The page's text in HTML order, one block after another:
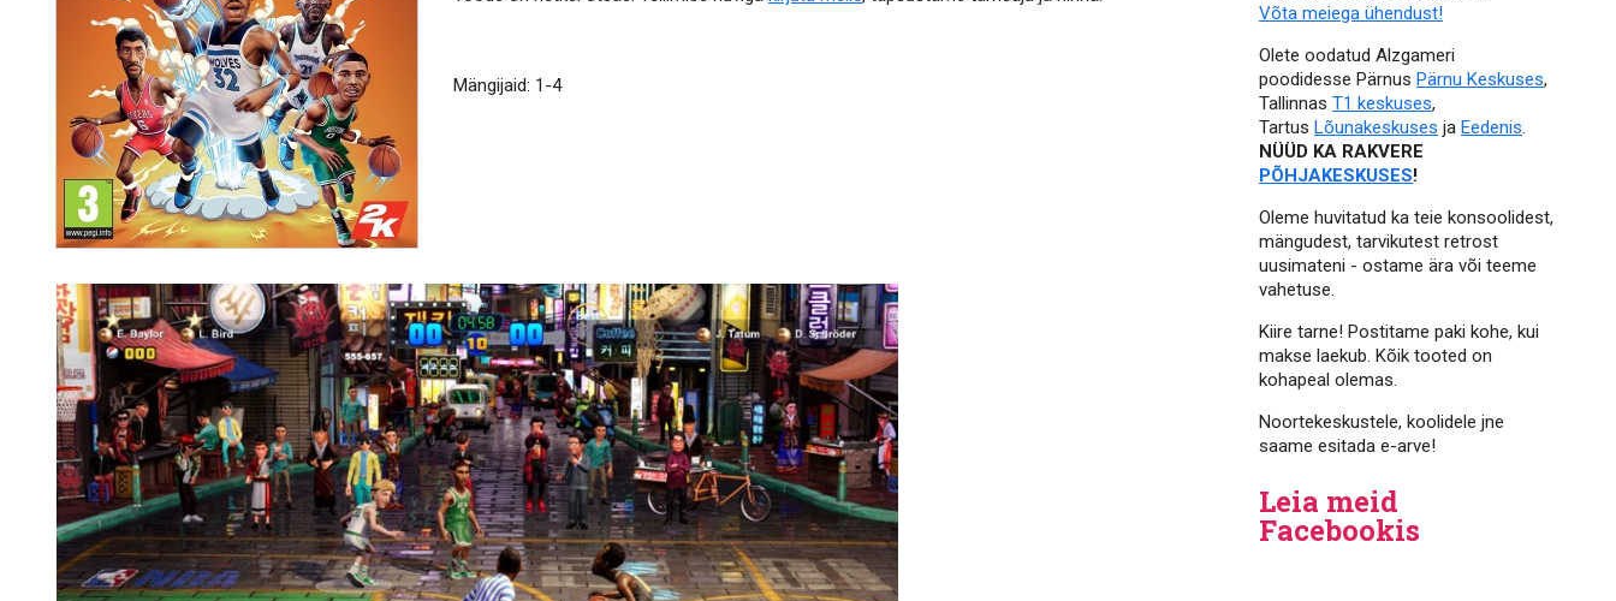
Võta meiega ühendust!
Olete oodatud Alzgameri
poodidesse Pärnus Pärnu Keskuses,
Tallinnas T1 keskuses,
Tartus Lõunakeskuses ja Eedenis.
NÜÜD KA RAKVERE
PÕHJAKESKUSES!
Oleme huvitatud ka teie konsoolidest,
mängudest, tarvikutest retrost
uusimateni - ostame ära või teeme
vahetuse.
Kiire tarne! Postitame paki kohe, kui
makse laekub. Kõik tooted on
kohapeal olemas.
Noortekeskustele, koolidele jne
saame esitada e-arve!
Leia meid
Facebookis
Mängijaid: 1-4